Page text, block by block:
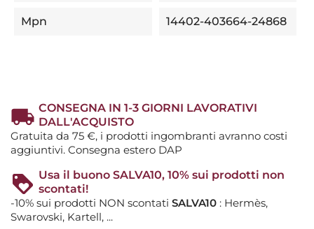
Mpn 14402-403664-24868
CONSEGNA IN 1-3 GIORNI LAVORATIVI
DALL'ACQUISTO
Gratuita da 75 €, i prodotti ingombranti avranno costi
aggiuntivi. Consegna estero DAP
Usa il buono SALVA10, 10% sui prodotti non
scontati!
-10% sui prodotti NON scontati SALVA10 : Hermès,
Swarovski, Kartell, ...